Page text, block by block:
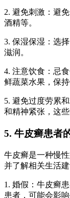
2. 避免刺激：避
酒精等。
3. 保湿保湿：选
滋润。
4. 注意饮食：忌
鲜蔬菜水果，保持
5. 避免过度劳累
和精神紧张，这
5. 牛皮癣患者
牛皮癣是一种慢
并了解相关生活
1. 婚假：牛皮癣
患者，可能会影